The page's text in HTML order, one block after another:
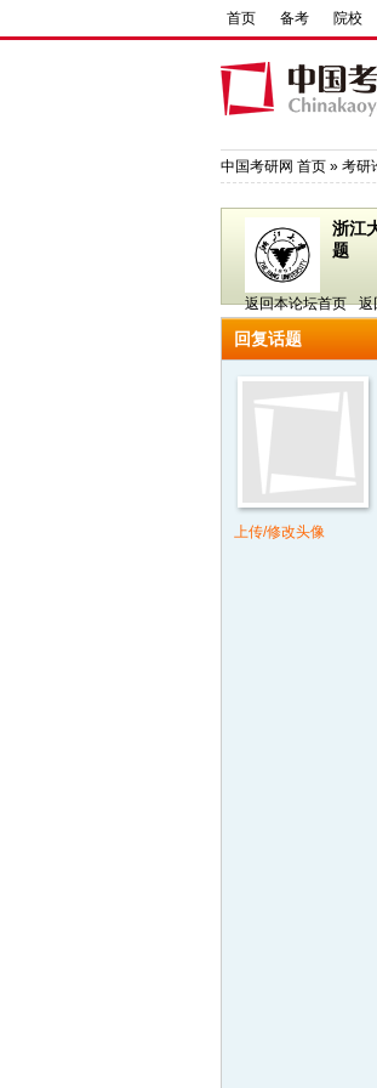
首页 备考 院校
中国考研网 首页 » 考研
浙江
题
返回本论坛首页 返
回复话题
上传/修改头像